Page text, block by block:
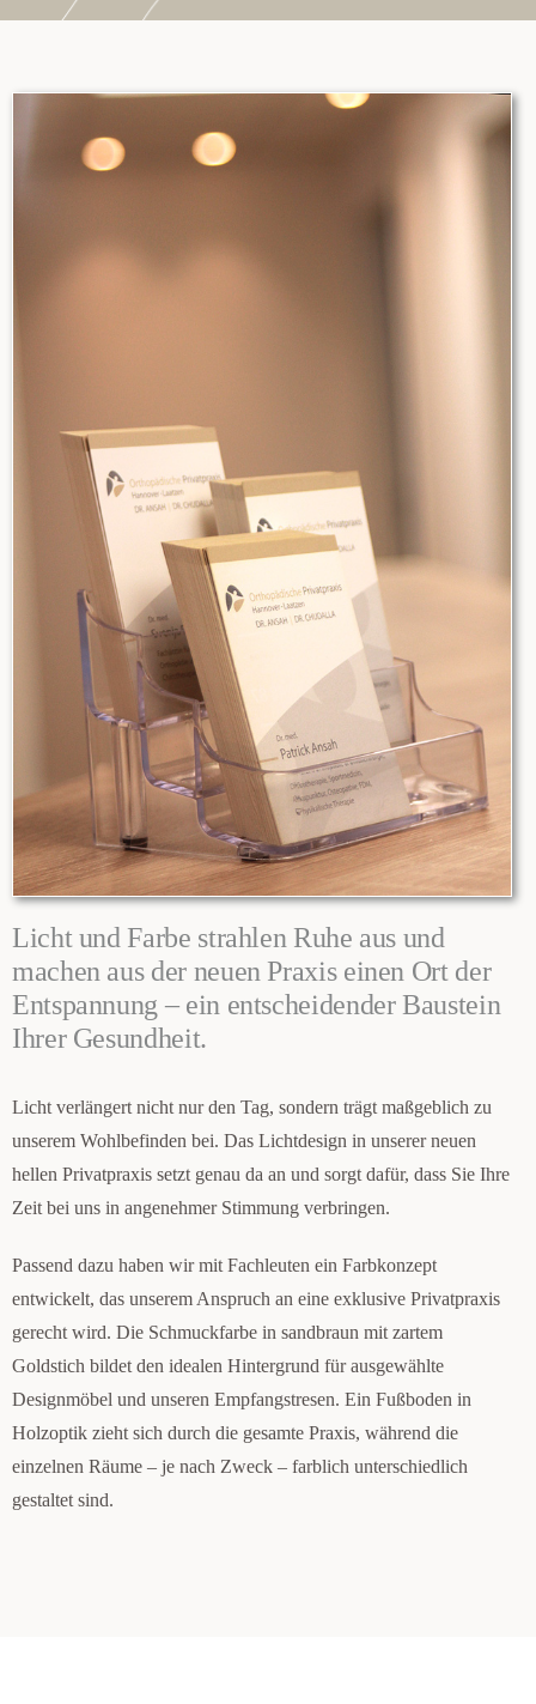
Diagnostik
GKV-Sprechstunde
Licht und Farbe strahlen Ruhe aus und
machen aus der neuen Praxis einen Ort der
Entspannung – ein entscheidender Baustein
Ihrer Gesundheit.
Licht verlängert nicht nur den Tag, sondern trägt maßgeblich zu
unserem Wohlbefinden bei. Das Lichtdesign in unserer neuen
hellen Privatpraxis setzt genau da an und sorgt dafür, dass Sie Ihre
Zeit bei uns in angenehmer Stimmung verbringen.
Passend dazu haben wir mit Fachleuten ein Farbkonzept
entwickelt, das unserem Anspruch an eine exklusive Privatpraxis
gerecht wird. Die Schmuckfarbe in sandbraun mit zartem
Goldstich bildet den idealen Hintergrund für ausgewählte
Designmöbel und unseren Empfangstresen. Ein Fußboden in
Holzoptik zieht sich durch die gesamte Praxis, während die
einzelnen Räume – je nach Zweck – farblich unterschiedlich
gestaltet sind.